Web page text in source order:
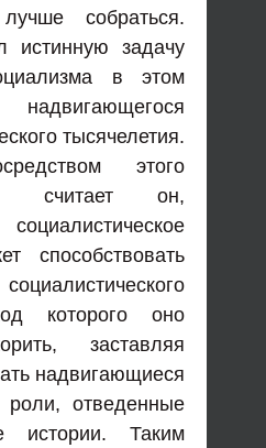
собраться.
истинную задачу
в этом
надвигающегося
тысячелетия.
этого
считает он,
способствовать
которого оно
заставляя
надвигающиеся
отведенные
Таким